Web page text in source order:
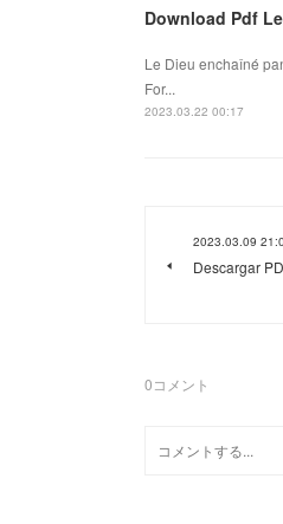
Download Pdf
Le Dieu enchaîné
For...
2023.03.22 00:17
2023.03.09
Descargar
0コメント